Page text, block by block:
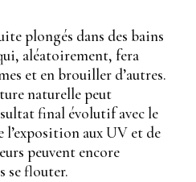
plongés dans des bains
aléatoirement, fera
et en brouiller d’autres.
naturelle peut
final évolutif avec le
aux UV et de
peuvent encore
se flouter.